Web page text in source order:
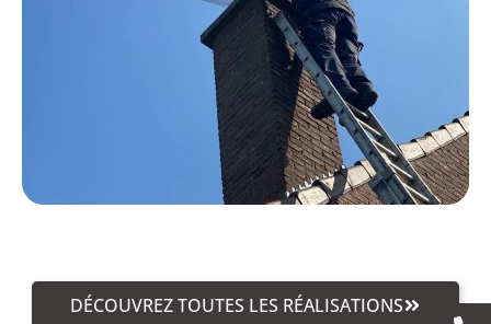
DÉCOUVREZ TOUTES LES RÉALISATIONS